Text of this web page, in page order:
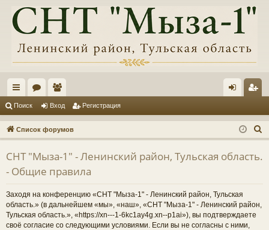
с
ы
лк
и
ум
ы
ол
ьз
ов
ат
ел
и
д ис
тр
ац
Поиск Вход Регистрация
Список форумов
о
СНТ "Мыза-1" - Ленинский район, Тульская область.
- Общие правила
Заходя на конференцию «СНТ "Мыза-1" - Ленинский район, Тульская
область.» (в дальнейшем «мы», «наш», «СНТ "Мыза-1" - Ленинский район,
Тульская область.», «https://xn---1-6kc1ay4g.xn--p1ai»), вы подтверждаете
своё согласие со следующими условиями. Если вы не согласны с ними,